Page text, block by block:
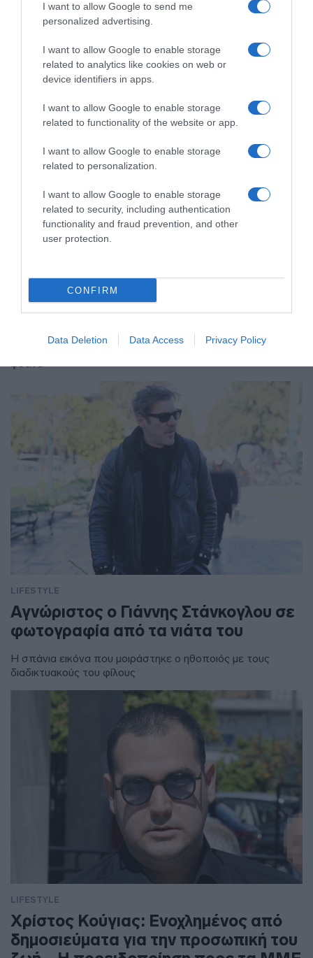
I want to allow Google to send me
personalized advertising.
I want to allow Google to enable storage
related to analytics like cookies on web or
device identifiers in apps.
I want to allow Google to enable storage
related to functionality of the website or app.
I want to allow Google to enable storage
related to personalization.
I want to allow Google to enable storage
related to security, including authentication
functionality and fraud prevention, and other
user protection.
CONFIRM
Data Deletion Data Access Privacy Policy
LIFESTYLE
φωτογραφία με τον Δημήτρη
Σπυριδωνίδη από την Ίμπιζα πριν
Θυμήθηκε τα περσινά γενέθλιά της, ενώ ετοιμάζει τα
LIFESTYLE
Αγνώριστος ο Γιάννης Στάνκογλου σε
φωτογραφία από τα νιάτα του
Η σπάνια εικόνα που μοιράστηκε ο ηθοποιός με τους
διαδικτυακούς του φίλους
LIFESTYLE
Χρίστος Κούγιας: Ενοχλημένος από
δημοσιεύματα για την προσωπική του